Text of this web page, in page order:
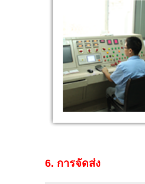
6. การจัดส่ง